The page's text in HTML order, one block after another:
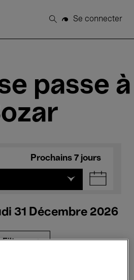
Rechercher
Se connecter
passe à
Prochains 7 jours
31 Décembre 2026
Filtres